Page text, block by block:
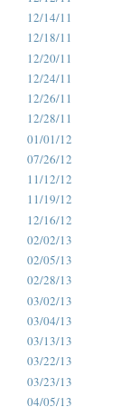
12/14/11
12/18/11
12/20/11
12/24/11
12/26/11
12/28/11
01/01/12
07/26/12
11/12/12
11/19/12
12/16/12
02/02/13
02/05/13
02/28/13
03/02/13
03/04/13
03/13/13
03/22/13
03/23/13
04/05/13